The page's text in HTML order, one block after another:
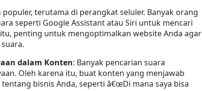
terutama di perangkat seluler. Banyak orang
seperti Google Assistant atau Siri untuk mencari
penting untuk mengoptimalkan website Anda agar
dalam Konten: Banyak pencarian suara
Oleh karena itu, buat konten yang menjawab
bisnis Anda, seperti â€œDi mana saya bisa